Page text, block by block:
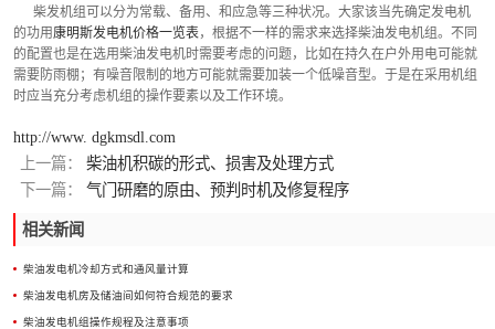
柴发机组可以分为常载、备用、和应急等三种状况。大家该当先确定发电机
的功用康明斯发电机价格一览表，根据不一样的需求来选择柴油发电机组。不同
的配置也是在选用柴油发电机时需要考虑的问题，比如在持久在户外用电可能就
需要防雨棚；有噪音限制的地方可能就需要加装一个低噪音型。于是在采用机组
时应当充分考虑机组的操作要素以及工作环境。
http://www. dgkmsdl.com
上一篇：
柴油机积碳的形式、损害及处理方式
下一篇：
气门研磨的原由、预判时机及修复程序
相关新闻
柴油发电机冷却方式和通风量计算
柴油发电机房及储油间如何符合规范的要求
柴油发电机组操作规程及注意事项